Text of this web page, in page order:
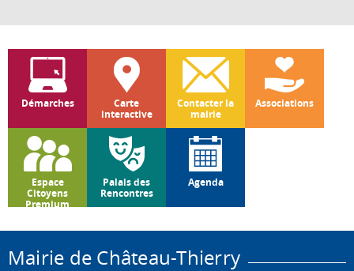
Démarches
Carte
interactive
Contacter la
mairie
Associations
Espace
Citoyens
Premium
Palais des
Rencontres
Agenda
Mairie de Château-Thierry